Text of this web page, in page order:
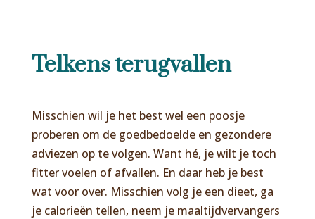
Telkens terugvallen
Misschien wil je het best wel een poosje
proberen om de goedbedoelde en gezondere
adviezen op te volgen. Want hé, je wilt je toch
fitter voelen of afvallen. En daar heb je best
wat voor over. Misschien volg je een dieet, ga
je calorieën tellen, neem je maaltijdvervangers